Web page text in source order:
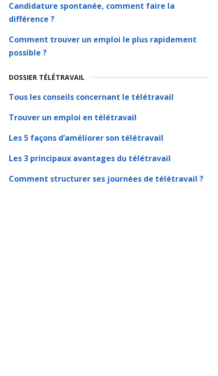
Candidature spontanée, comment faire la
différence ?
Comment trouver un emploi le plus rapidement
possible ?
DOSSIER TÉLÉTRAVAIL
Tous les conseils concernant le télétravail
Trouver un emploi en télétravail
Les 5 façons d’améliorer son télétravail
Les 3 principaux avantages du télétravail
Comment structurer ses journées de télétravail ?